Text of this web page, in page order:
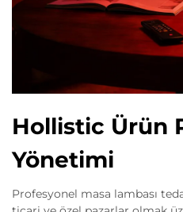
Hollistic Ürün
Yönetimi
Profesyonel masa lambası